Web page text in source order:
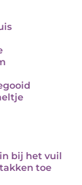
bij het vuil
toe